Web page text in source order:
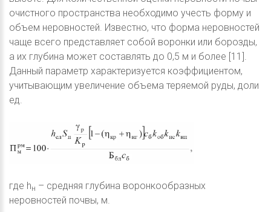
очистного пространства необходимо учесть форму и
объем неровностей. Известно, что форма неровностей
чаще всего представляет собой воронки или борозды,
а их глубина может составлять до 0,5 м и более [11].
Данный параметр характеризуется коэффициентом,
учитывающим увеличение объема теряемой руды, доли
ед.
где hн – средняя глубина воронкообразных
неровностей почвы, м.